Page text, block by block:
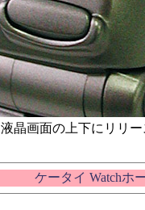
液晶画面の上下にリリ
ケータイ Watchホ